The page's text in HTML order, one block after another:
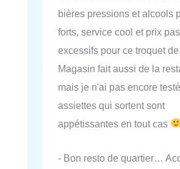
bières pressions et alcools
forts, service cool et prix pas
excessifs pour ce troquet de
Magasin fait aussi de la
mais je n'ai pas encore
assiettes qui sortent sont
appétissantes en tout cas
- Bon resto de quartier…